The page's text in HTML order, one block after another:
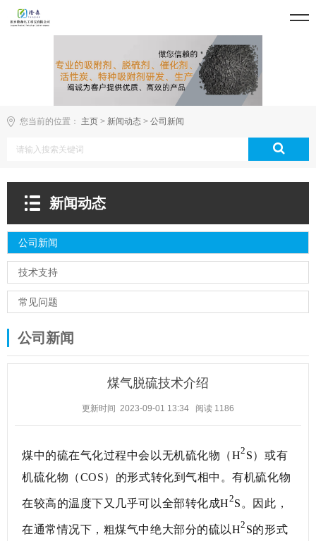
您当前的位置： 主页 > 新闻动态 > 公司新闻
新闻动态
公司新闻
技术支持
常见问题
公司新闻
煤气脱硫技术介绍
更新时间 2023-09-01 13:34 阅读 1186
煤中的硫在气化过程中会以无机硫化物（H2 S）或有
机硫化物（COS）的形式转化到气相中。有机硫化物
在较高的温度下又几乎可以全部转化成H2S 。因此，
在通常情况下，粗煤气中绝大部分的硫以H2 S的形式